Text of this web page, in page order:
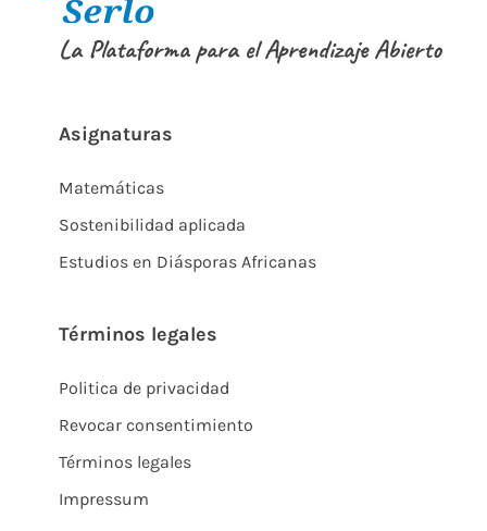
La Plataforma para el Aprendizaje Abierto
Asignaturas
Matemáticas
Sostenibilidad aplicada
Estudios en Diásporas Africanas
Términos legales
Politica de privacidad
Revocar consentimiento
Términos legales
Impressum